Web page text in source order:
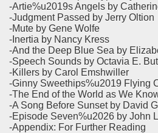
-Artie%u2019s Angels by
-Judgment Passed by Jerry Oltion
-Mute by Gene Wolfe
-Inertia by Nancy Kress
-And the Deep Blue Sea by
-Speech Sounds by Octavia E.
-Killers by Carol Emshwiller
-Ginny Sweethips%u2019 Flying
-The End of the World as We
-A Song Before Sunset by David
-Episode Seven%u2026 by John
-Appendix: For Further Reading